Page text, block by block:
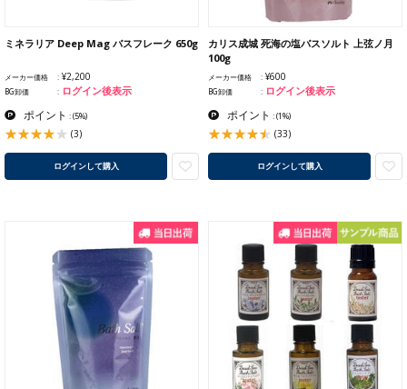
ミネラリア Deep Mag バスフレーク 650g
メーカー価格 ¥2,200
BG卸価 ログイン後表示
ポイント :(5%)
(3)
ログインして購入
カリス成城 死海の塩バスソルト 上弦ノ月
100g
メーカー価格 ¥600
BG卸価 ログイン後表示
ポイント :(1%)
(33)
ログインして購入